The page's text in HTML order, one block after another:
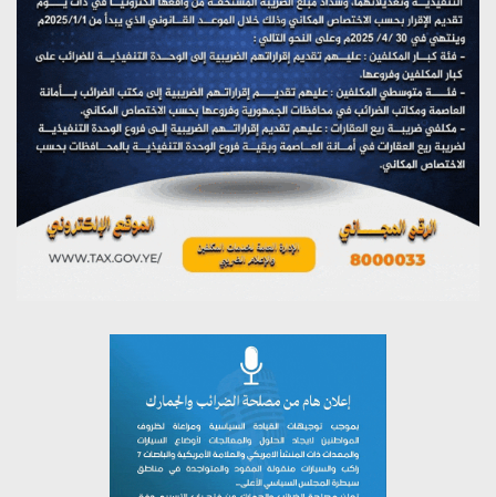
مؤتمر صحفي لمركز عين الإنسانية حول جرائم تحالف العدوان
على اليمن
يوليو 27, 2026
تستمعون لبرنامج (مع السيد القائد)
يوليو 26, 2026